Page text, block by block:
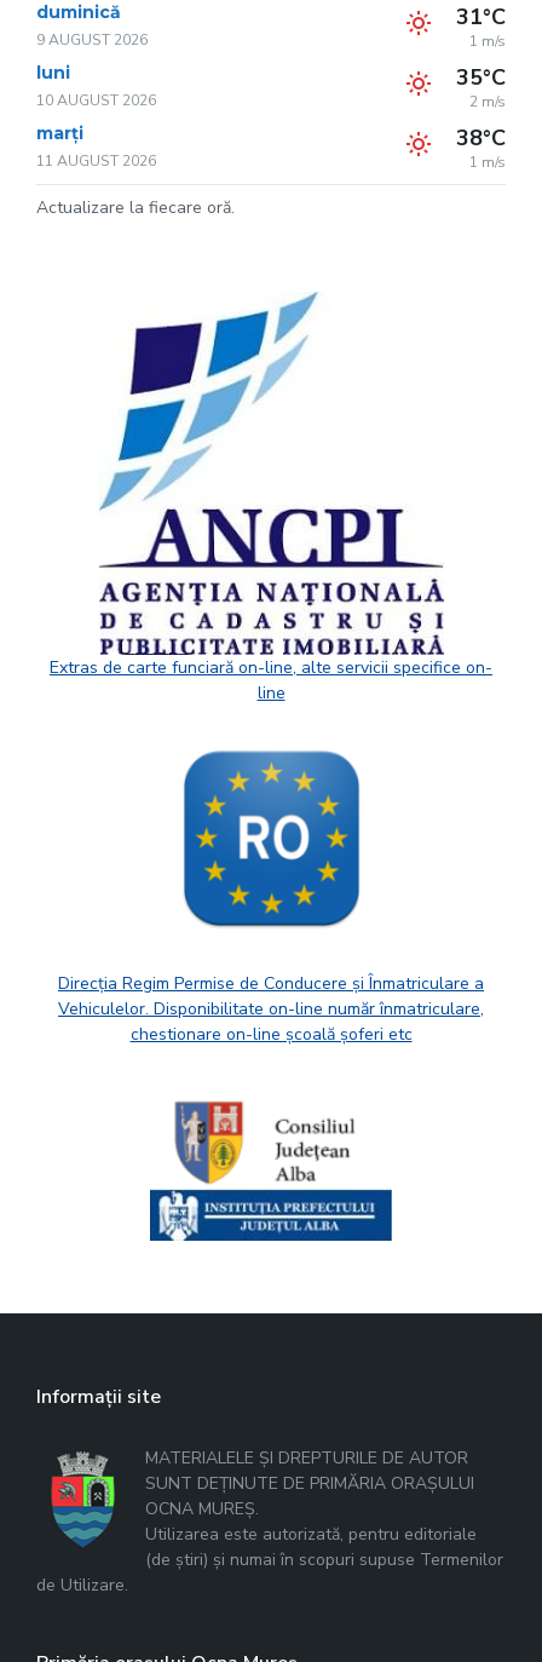
duminică
9 AUGUST 2026
31°C
1 m/s
luni
10 AUGUST 2026
35°C
2 m/s
marți
11 AUGUST 2026
38°C
1 m/s
Actualizare la fiecare oră.
Extras de carte funciară on-line, alte servicii specifice on-
line
Direcția Regim Permise de Conducere și Înmatriculare a
Vehiculelor. Disponibilitate on-line număr înmatriculare,
chestionare on-line școală șoferi etc
Informații site
MATERIALELE ȘI DREPTURILE DE AUTOR
SUNT DEȚINUTE DE PRIMĂRIA ORAȘULUI
OCNA MUREȘ.
Utilizarea este autorizată, pentru editoriale
(de știri) și numai în scopuri supuse Termenilor
de Utilizare.